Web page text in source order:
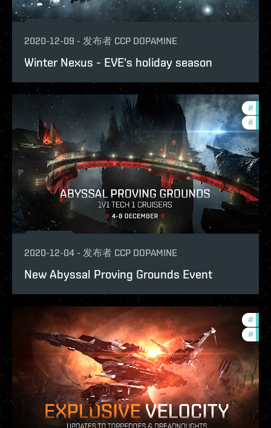
2020-12-09 - 发布者 CCP DOPAMINE
Winter Nexus - EVE's holiday season
# pvp
#
2020-12-04 - 发布者 CCP DOPAMINE
New Abyssal Proving Grounds Event
#
#